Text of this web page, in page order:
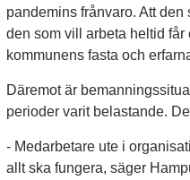
pandemins frånvaro. Att
den som vill arbeta heltid
kommunens fasta och
Däremot är
perioder varit belastande.
- Medarbetare ute i
allt ska fungera, säger